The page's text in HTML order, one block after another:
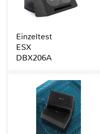
Einzeltest
ESX
DBX206A